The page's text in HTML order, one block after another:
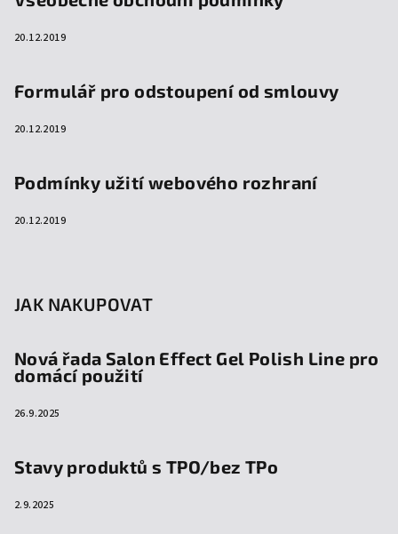
20.12.2019
Formulář pro odstoupení od smlouvy
20.12.2019
Podmínky užití webového rozhraní
20.12.2019
JAK NAKUPOVAT
Nová řada Salon Effect Gel Polish Line pro
domácí použití
26.9.2025
Stavy produktů s TPO/bez TPo
2.9.2025